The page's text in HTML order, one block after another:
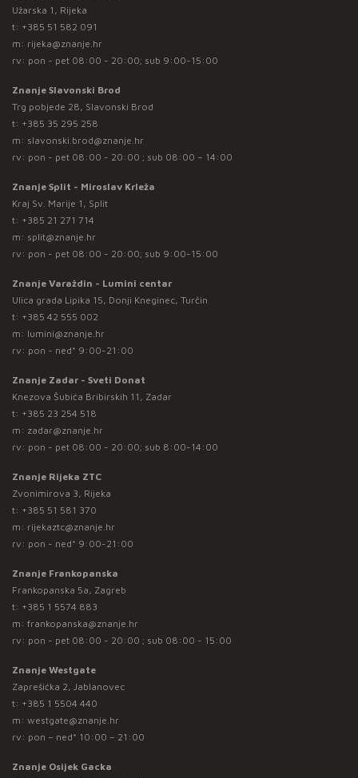
Užarska 1, Rijeka
t: +385 51 582 091
m: rijeka@znanje.hr
rv: pon - pet 08:00 - 20:00; sub 9:00-15:00
Znanje Slavonski Brod
Trg pobjede 28, Slavonski Brod
t: +385 35 295 258
m: slavonski.brod@znanje.hr
rv: pon - pet 08:00 - 20:00 ; sub 08:00 – 14:00
Znanje Split - Miroslav Krleža
Kraj Sv. Marije 1, Split
t: +385 21 271 714
m: split@znanje.hr
rv: pon - pet 08:00 - 20:00; sub 9:00-15:00
Znanje Varaždin - Lumini centar
Ulica grada Lipika 15, Donji Kneginec, Turčin
t: +385 42 555 002
m: lumini@znanje.hr
rv: pon - ned* 9:00-21:00
Znanje Zadar - Sveti Donat
Knezova Šubića Bribirskih 11, Zadar
t: +385 23 254 518
m: zadar@znanje.hr
rv: pon - pet 08:00 - 20:00; sub 8:00-14:00
Znanje Rijeka ZTC
Zvonimirova 3, Rijeka
t: +385 51 581 370
m: rijekaztc@znanje.hr
rv: pon - ned* 9:00-21:00
Znanje Frankopanska
Frankopanska 5a, Zagreb
t: +385 1 5574 883
m: frankopanska@znanje.hr
rv: pon - pet 08:00 - 20:00 ; sub 08:00 - 15:00
Znanje Westgate
Zaprešićka 2, Jablanovec
t: +385 1 5504 440
m: westgate@znanje.hr
rv: pon – ned* 10:00 – 21:00
Znanje Osijek Gacka